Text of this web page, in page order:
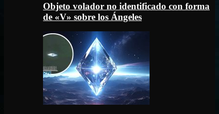
Objeto volador no identificado con forma
de «V» sobre los Ángeles